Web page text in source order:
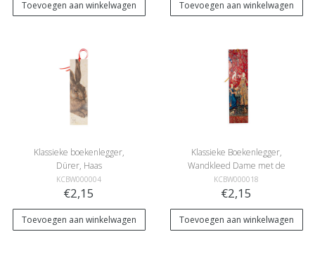
Toevoegen aan winkelwagen Toevoegen aan winkelwagen
Klassieke boekenlegger,
Dürer, Haas
KCBW000004
€2,15
Toevoegen aan winkelwagen
Klassieke Boekenlegger,
Wandkleed Dame met de
Eenhoorn
KCBW000018
€2,15
Toevoegen aan winkelwagen